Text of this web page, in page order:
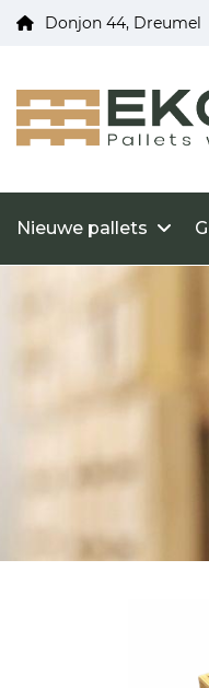
Donjon 44, Dreumel
Nieuwe pallets